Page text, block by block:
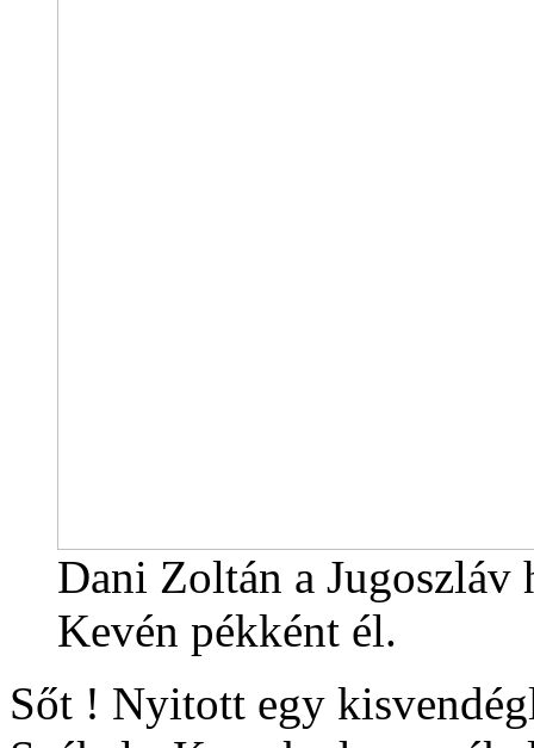
Dani Zoltán a Jugoszláv
Kevén pékként él.
Sőt ! Nyitott egy